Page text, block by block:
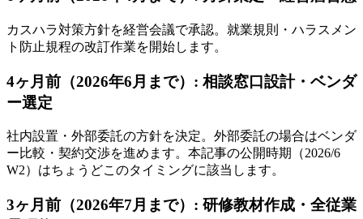
カスハラ対策方針を経営会議で承認。就業規則・ハラスメン
ト防止規程の改訂作業を開始します。
4ヶ月前（2026年6月まで）: 相談窓口設計・ベンダ
ー選定
社内設置・外部委託の方針を決定。外部委託の場合はベンダ
ー比較・契約交渉を進めます。本記事の公開時期（2026/6
W2）はちょうどこのタイミングに該当します。
3ヶ月前（2026年7月まで）: 研修教材作成・全従業